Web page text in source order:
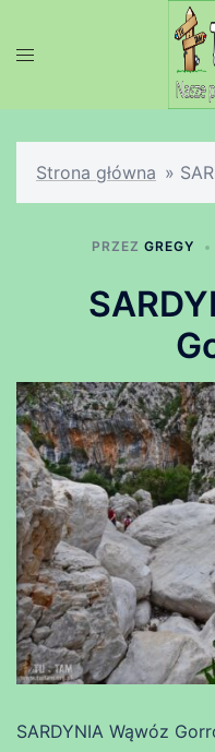
Strona główna »
PRZEZ GREGY
SARDYNIA Wąwóz